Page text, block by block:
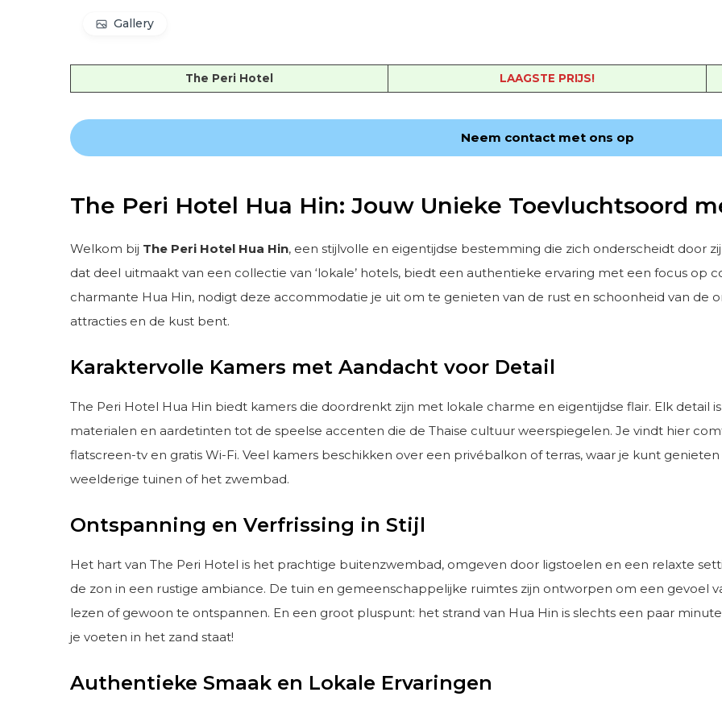
Gallery
The Peri Hotel LAAGSTE PRIJS!
Neem contact met ons op
The Peri Hotel Hua Hin: Jouw Unieke Toevluchtsoord
Welkom bij The Peri Hotel Hua Hin, een stijlvolle en eigentijdse bestemming die zich onderscheidt door
dat deel uitmaakt van een collectie van ‘lokale’ hotels, biedt een authentieke ervaring met een focus op
charmante Hua Hin, nodigt deze accommodatie je uit om te genieten van de rust en schoonheid van de
attracties en de kust bent.
Karaktervolle Kamers met Aandacht voor Detail
The Peri Hotel Hua Hin biedt kamers die doordrenkt zijn met lokale charme en eigentijdse flair. Elk detail
materialen en aardetinten tot de speelse accenten die de Thaise cultuur weerspiegelen. Je vindt hier
flatscreen-tv en gratis Wi-Fi. Veel kamers beschikken over een privébalkon of terras, waar je kunt
weelderige tuinen of het zwembad.
Ontspanning en Verfrissing in Stijl
Het hart van The Peri Hotel is het prachtige buitenzwembad, omgeven door ligstoelen en een relaxte
de zon in een rustige ambiance. De tuin en gemeenschappelijke ruimtes zijn ontworpen om een gevoel
lezen of gewoon te ontspannen. En een groot pluspunt: het strand van Hua Hin is slechts een paar
je voeten in het zand staat!
Authentieke Smaak en Lokale Ervaringen